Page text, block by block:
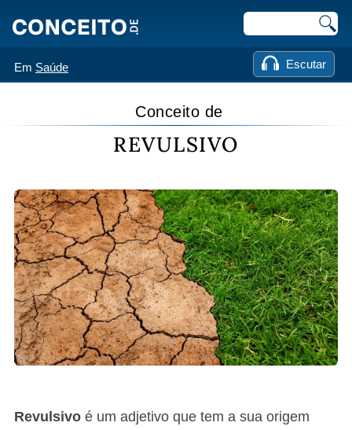
Em Saúde Escutar
Conceito de
REVULSIVO
Revulsivo é um adjetivo que tem a sua origem